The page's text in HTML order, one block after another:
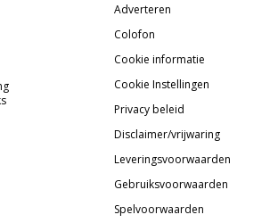
Adverteren
Colofon
Cookie informatie
Cookie Instellingen
Privacy beleid
Disclaimer/vrijwaring
Leveringsvoorwaarden
Gebruiksvoorwaarden
Spelvoorwaarden